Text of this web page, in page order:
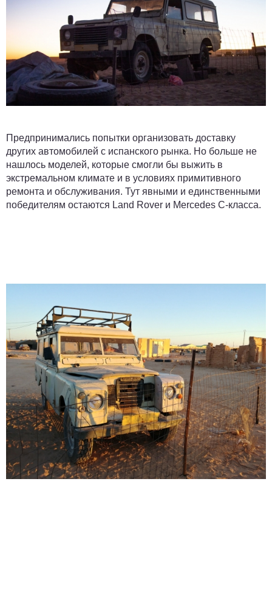
Предпринимались попытки организовать доставку
других автомобилей с испанского рынка. Но больше не
нашлось моделей, которые смогли бы выжить в
экстремальном климате и в условиях примитивного
ремонта и обслуживания. Тут явными и единственными
победителям остаются Land Rover и Mercedes C-класса.